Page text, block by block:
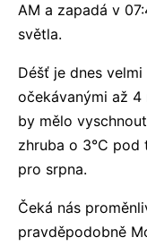
AM a zapadá v
světla.
Déšť je dnes
očekávanými až
by mělo
zhruba o 3°C pod
pro srpna.
Čeká nás
pravděpodobně